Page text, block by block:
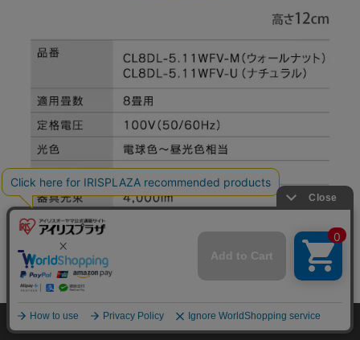
在庫切れ mail_outline入荷したらメールでお知らせ
HOME 探す ログイン お気に入り お知らせ